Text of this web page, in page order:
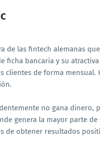
de las fintech alemanas
ficha bancaria y su
clientes de forma
no gana dinero,
genera la mayor parte
de obtener resultados